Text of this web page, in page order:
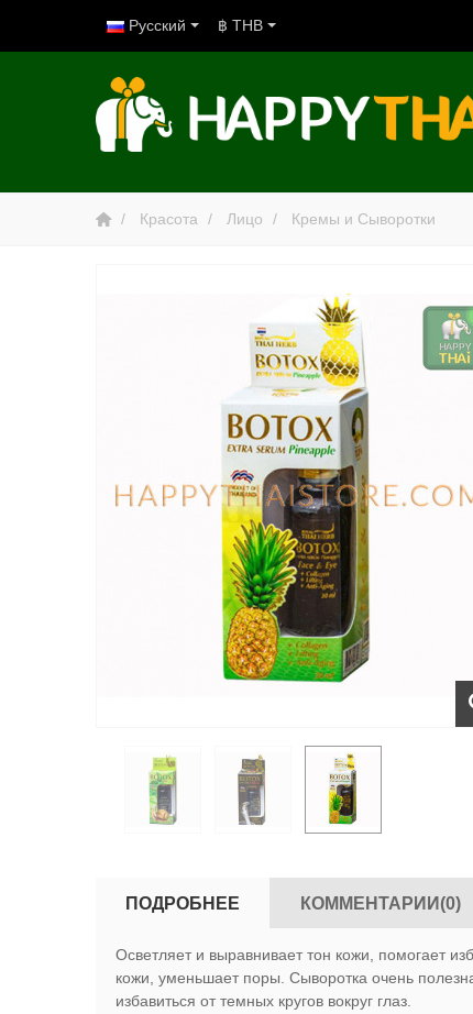
Русский ฿ THB
Красота Лицо Кремы и Сыворотки
ПОДРОБНЕЕ КОММЕНТАРИИ(0)
Осветляет и выравнивает тон кожи, помогает
кожи, уменьшает поры. Сыворотка очень
избавиться от темных кругов вокруг глаз.